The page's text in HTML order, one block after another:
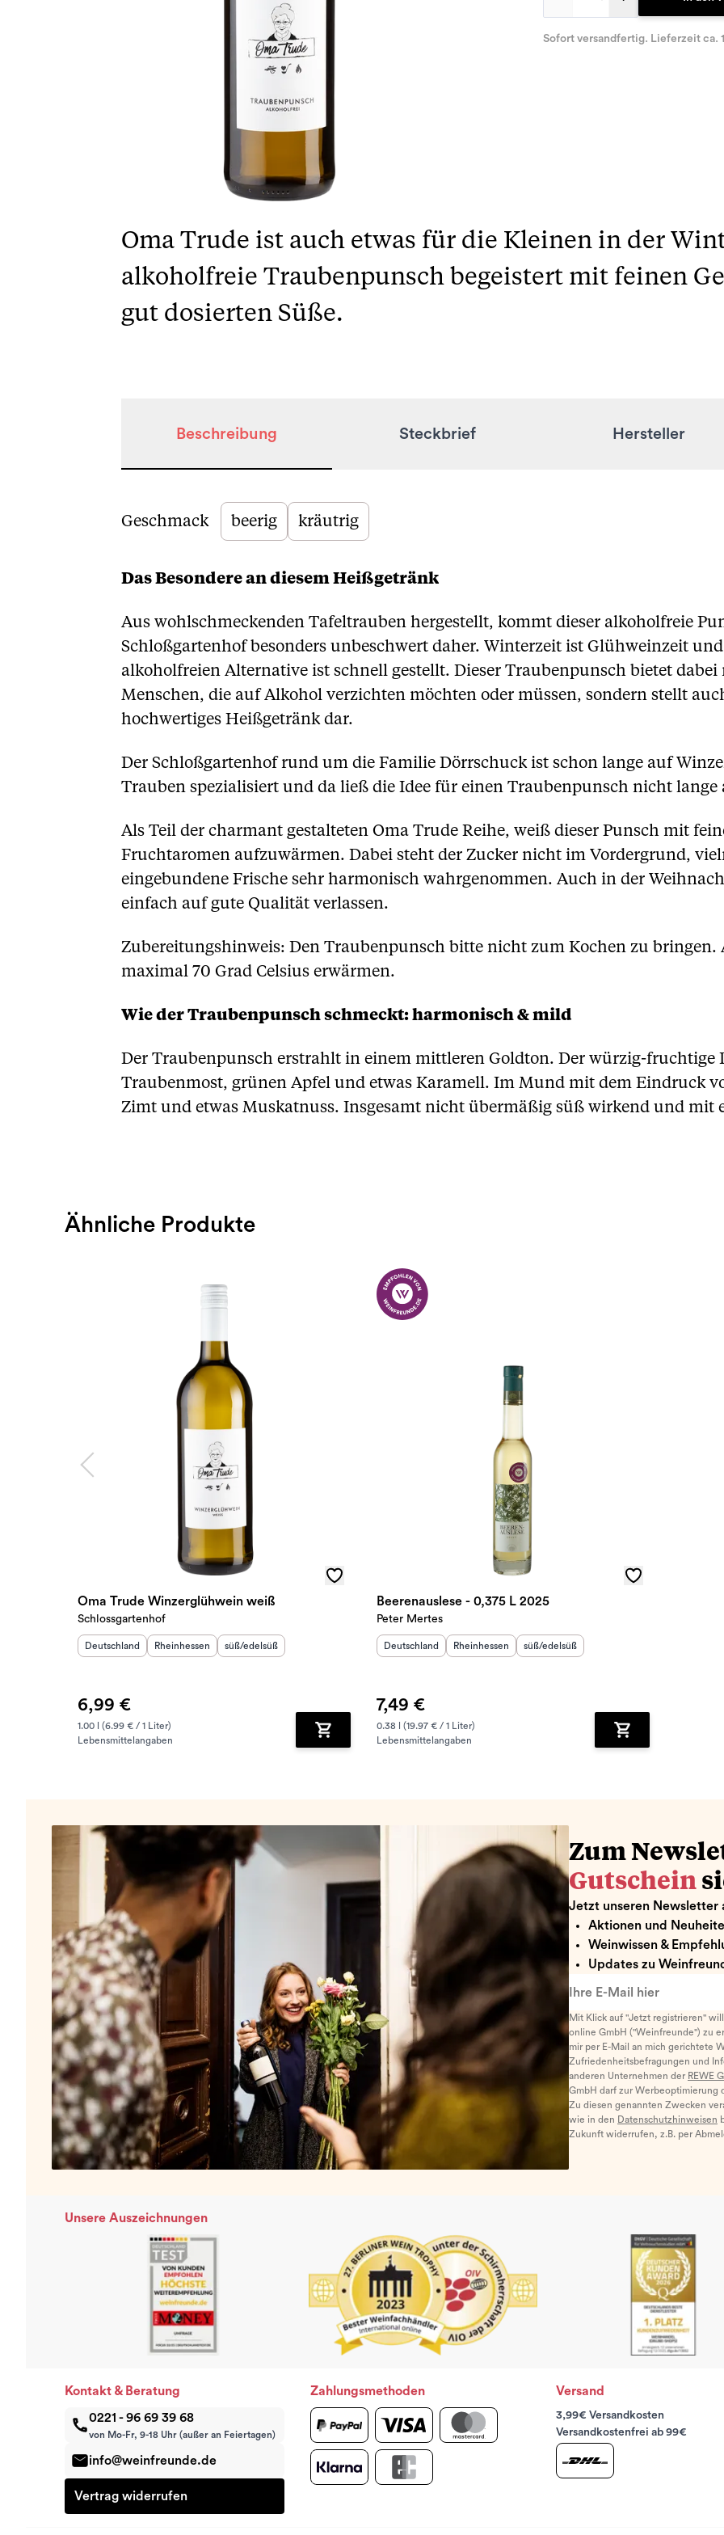
Sofort versandfertig. Lieferzeit ca.
Oma Trude ist auch etwas für die Kleinen in der
alkoholfreie Traubenpunsch begeistert mit feinen
gut dosierten Süße.
Beschreibung Steckbrief Hersteller
Beschreibung
Geschmack beerig kräutrig
Das Besondere an diesem Heißgetränk
Aus wohlschmeckenden Tafeltrauben hergestellt, kommt dieser alkoholfreie
Schloßgartenhof besonders unbeschwert daher. Winterzeit ist Glühweinzeit
alkoholfreien Alternative ist schnell gestellt. Dieser Traubenpunsch bietet
Menschen, die auf Alkohol verzichten möchten oder müssen, sondern stellt
hochwertiges Heißgetränk dar.
Der Schloßgartenhof rund um die Familie Dörrschuck ist schon lange auf
Trauben spezialisiert und da ließ die Idee für einen Traubenpunsch nicht lange
Als Teil der charmant gestalteten Oma Trude Reihe, weiß dieser Punsch mit
Fruchtaromen aufzuwärmen. Dabei steht der Zucker nicht im Vordergrund,
eingebundene Frische sehr harmonisch wahrgenommen. Auch in der
einfach auf gute Qualität verlassen.
Zubereitungshinweis: Den Traubenpunsch bitte nicht zum Kochen zu bringen.
maximal 70 Grad Celsius erwärmen.
Wie der Traubenpunsch schmeckt: harmonisch & mild
Der Traubenpunsch erstrahlt in einem mittleren Goldton. Der würzig-fruchtige
Traubenmost, grünen Apfel und etwas Karamell. Im Mund mit dem Eindruck
Zimt und etwas Muskatnuss. Insgesamt nicht übermäßig süß wirkend und mit
Ähnliche Produkte
Oma Trude Winzerglühwein weiß
Schlossgartenhof
Herkunftsland
Deutschland Herkunftsregion :
Rheinhessen Geschmack:
süß/edelsüß
6,99 €
1.00 l (6.99 € / 1 Liter)
Lebensmittelangaben
Zum Warenkorb hinzufügen
Beerenauslese - 0,375 L 2025
Peter Mertes
Herkunftsland
Deutschland Herkunftsregion :
Rheinhessen Geschmack:
süß/edelsüß
7,49 €
0.38 l (19.97 € / 1 Liter)
Lebensmittelangaben
Zum Warenkorb
Zum
Gutschein
Jetzt unseren Newsletter
Aktionen und
Weinwissen &
Updates zu
Mit Klick auf "Jetzt registrieren"
online GmbH ("Weinfreunde") zu
mir per E-Mail an mich gerichtete
Zufriedenheitsbefragungen und
anderen Unternehmen der REWE
GmbH darf zur Werbeoptimierung
Zu diesen genannten Zwecken
wie in den Datenschutzhinweisen
Zukunft widerrufen, z.B. per
Unsere Auszeichnungen
Kontakt & Beratung
0221 - 96 69 39 68
von Mo-Fr, 9-18 Uhr (außer an Feiertagen)
info@weinfreunde.de
Vertrag widerrufen
Zahlungsmethoden Versand
3,99€ Versandkosten
Versandkostenfrei ab 99€